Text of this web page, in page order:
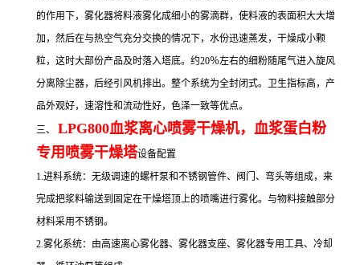
的作用下，雾化器将料液雾化成细小的雾滴群，使料液的表面积大大增
加，然后在与热空气充分交换的情况下，水份迅速蒸发，干燥成小颗
粒，这时大部份产品及时落入塔底。约20％左右的细粉随尾气进入旋风
分离除尘器，后经引风机排出。整个系统为全封闭式。卫生指标高，产
品外观好，速溶性和流动性好，色泽一致等优点。
三、 LPG800血浆离心喷雾干燥机，血浆蛋白粉
专用 喷雾干燥塔设备配置
1.进料系统：无级调速的螺杆泵和不锈钢管件、阀门、弯头等组成，来
完成把浆料输送到固定在干燥塔顶上的喷嘴进行雾化。与物料接触部分
材料采用不锈钢。
2.雾化系统：由高速离心雾化器、雾化器支座、雾化器专用工具、冷却